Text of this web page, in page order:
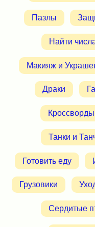
Пазлы
Найти
Макияж и
Драки
Кроссворды
Танки и
Готовить еду
Грузовики
Сердитые